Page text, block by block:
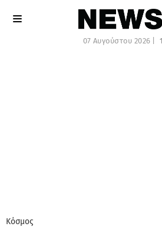
07 Αυγούστου 2026 |
Κόσμος